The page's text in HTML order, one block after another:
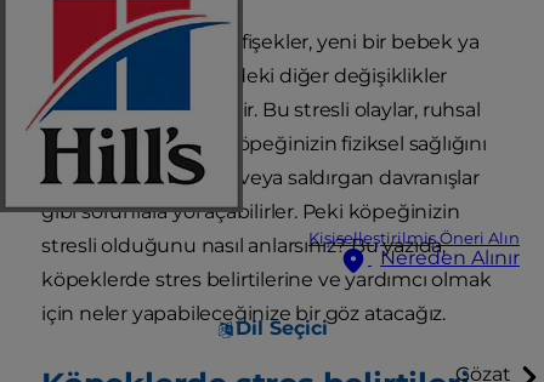
Kişiselleştirilmiş Öneri Alın
Nereden Alınır
Dil Seçici
Gözat
Gök gürültüsü, havai fişekler, yeni bir bebek ya
da rutindeki veya evdeki diğer değişiklikler
köpeğinizi etkileyebilir. Bu stresli olaylar, ruhsal
sıkıntının ötesinde, köpeğinizin fiziksel sağlığını
da etkileyebilir. Yıkıcı veya saldırgan davranışlar
gibi sorunlara yol açabilirler. Peki köpeğinizin
stresli olduğunu nasıl anlarsınız? Bu yazıda,
köpeklerde stres belirtilerine ve yardımcı olmak
için neler yapabileceğinize bir göz atacağız.